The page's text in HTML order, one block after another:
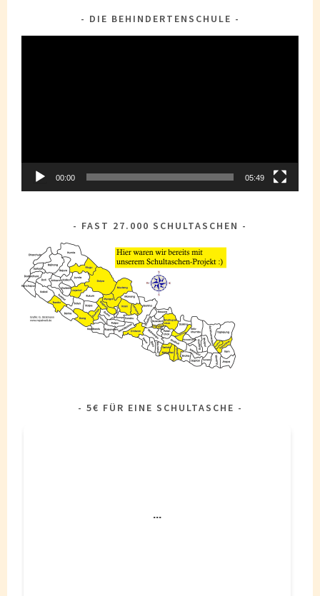
DIE BEHINDERTENSCHULE
00:00 05:49
FAST 27.000 SCHULTASCHEN
5€ FÜR EINE SCHULTASCHE